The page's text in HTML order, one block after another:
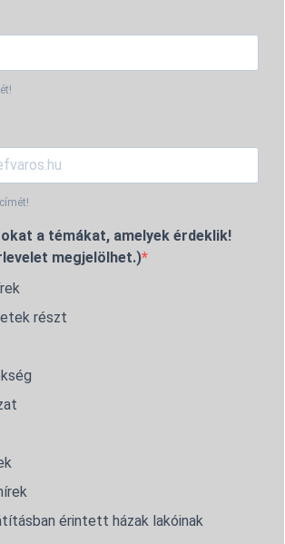
a témákat, amelyek érdeklik!
megjelölhet.)
részt
érintett házak lakóinak